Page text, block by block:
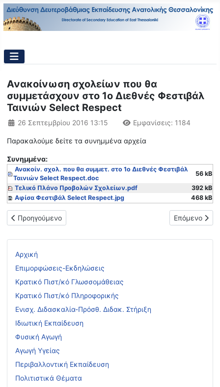
Αρχική
Επιμορφώσεις-Εκδηλώσεις
Κρατικό Πιστ/κό Γλωσσομάθειας
Κρατικό Πιστ/κό Πληροφορικής
Ενισχ. Διδασκαλία-Πρόσθ. Διδακ. Στήριξη
Ιδιωτική Εκπαίδευση
Φυσική Αγωγή
Αγωγή Υγείας
Περιβαλλοντική Εκπαίδευση
Πολιτιστικά Θέματα
Ανακοίνωση σχολείων που θα
συμμετάσχουν στο 1ο Διεθνές Φεστιβάλ
Ταινιών Select Respect
Λεπτομέρειες
26 Σεπτεμβρίου 2016 13:15 Εμφανίσεις: 1184
Παρακαλούμε δείτε τα συνημμένα αρχεία
Συνημμένα:
Ανακοίν. σχολ. που θα συμμετ. στο 1ο Διεθνές Φεστιβάλ
Ταινιών Select Respect.doc
56 kB
Τελικό Πλάνο Προβολών Σχολείων.pdf
392 kB
Αφίσα Φεστιβάλ Select Respect.jpg
468 kB
Προηγούμενο άρθρο: Δράσεις της Κινητής Μονάδας Ψυχικής
Προηγούμενο Επόμενο
Επόμενο